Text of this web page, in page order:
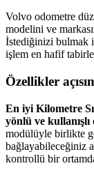
Volvo odometre
modelini ve
İstediğinizi bulmak
işlem en hafif
Özellikler
En iyi Kilometre
yönlü ve
modülüyle birlikte
bağlayabileceğiniz
kontrollü bir